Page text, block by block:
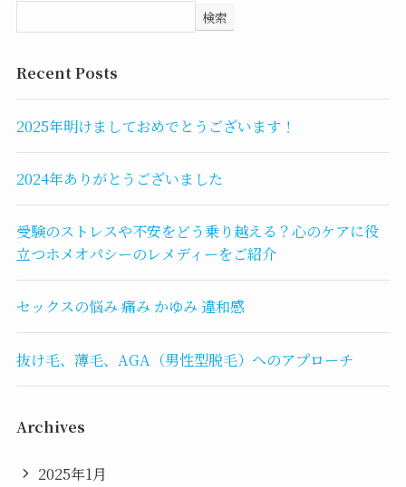
検索
Recent Posts
2025年明けましておめでとうございます！
2024年ありがとうございました
受験のストレスや不安をどう乗り越える？心のケアに役
立つホメオパシーのレメディーをご紹介
セックスの悩み 痛み かゆみ 違和感
抜け毛、薄毛、AGA（男性型脱毛）へのアプローチ
Archives
2025年1月